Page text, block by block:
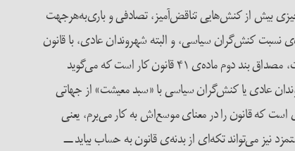
بیش از کنش‌هایی تناقض‌آمیز، تصادفی و باری‌به‌هرجهت
نسبت کنش‌گران سیاسی، و البته شهروندان عادی، با قانون
در خود حمل می‌کرد؟ توجه داشته باشیم که «سبد معیشت» از هر لحاظ در تعریف موردنظر از قانون در این‌جا می‌گنجد. رقم رسمی سبد معیشت، در حقیقت، مصداق بند دوم ماده‌ی ۴۱ قانون کار است که می‌گوید
عادی یا کنش‌گران سیاسی با «سبد معیشت» از جهاتی
است که قانون را در معنای موسع‌اش به کار می‌برم، یعنی
می‌تواند تکه‌ای از بدنه‌ی قانون به حساب بیاید ـــ